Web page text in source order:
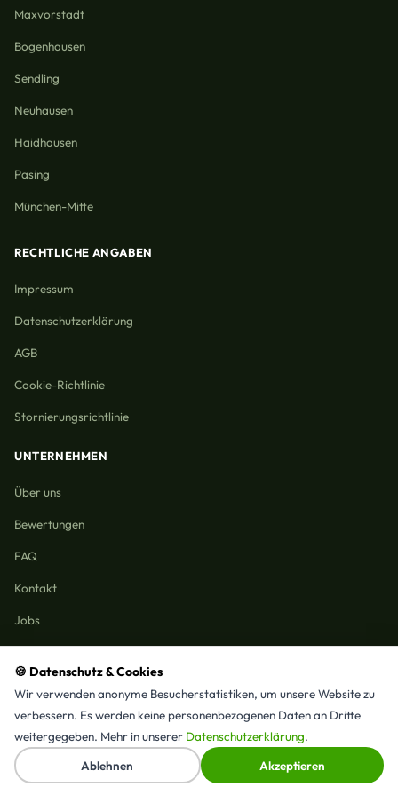
🍪 Datenschutz & Cookies
Wir verwenden anonyme Besucherstatistiken, um unsere Website zu
verbessern. Es werden keine personenbezogenen Daten an Dritte
weitergegeben. Mehr in unserer Datenschutzerklärung.
Ablehnen
Akzeptieren
Maxvorstadt
Bogenhausen
Sendling
Neuhausen
Haidhausen
Pasing
München-Mitte
RECHTLICHE ANGABEN
Impressum
Datenschutzerklärung
AGB
Cookie-Richtlinie
Stornierungsrichtlinie
UNTERNEHMEN
Über uns
Bewertungen
FAQ
Kontakt
Jobs
Reinigungmunchen.de © 2026 Alle Rechte vorbehalten
Alle Leistungen & Stadtteile
⭐ 4,9/5 Google · 15 Bewertungen · Seit 2025 in München
↑